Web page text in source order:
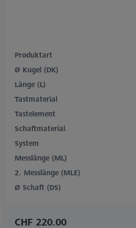
Produktart
Ø Kugel (DK)
Länge (L)
Tastmaterial
Tastelement
Schaftmaterial
System
Messlänge (ML)
2. Messlänge (MLE)
Ø Schaft (DS)
CHF 220.00